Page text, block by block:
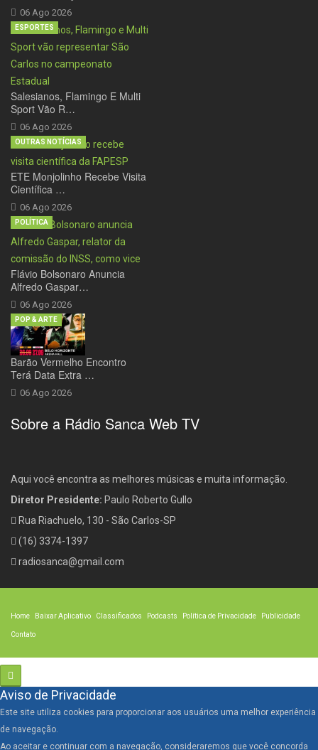
06 Ago 2026
Salesianos, Flamingo E Multi
Sport Vão R…
06 Ago 2026
ESPORTES
ETE Monjolinho Recebe Visita
Científica …
06 Ago 2026
OUTRAS NOTÍCIAS
Flávio Bolsonaro Anuncia
Alfredo Gaspar…
06 Ago 2026
POLÍTICA
Barão Vermelho Encontro
Terá Data Extra …
06 Ago 2026
POP & ARTE
Sobre a Rádio Sanca Web TV
Aqui você encontra as melhores músicas e muita informação.
Diretor Presidente: Paulo Roberto Gullo
Rua Riachuelo, 130 - São Carlos-SP
(16) 3374-1397
radiosanca@gmail.com
Home Baixar Aplicativo Classificados Podcasts Política de Privacidade Publicidade
Contato
Aviso de Privacidade
Este site utiliza cookies para proporcionar aos usuários uma melhor experiência
de navegação.
Ao aceitar e continuar com a navegação, consideraremos que você concorda